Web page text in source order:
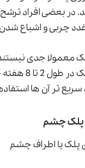
بعضی افراد ترشح
چربی و اشباع شدن
معمولا جدی نیستند
کیست
تر آن ها
پلک چشم
پلک یا اطراف چشم